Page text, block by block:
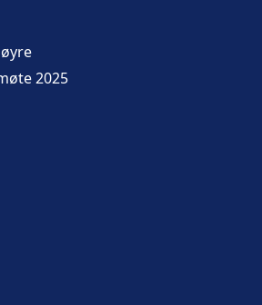
2025